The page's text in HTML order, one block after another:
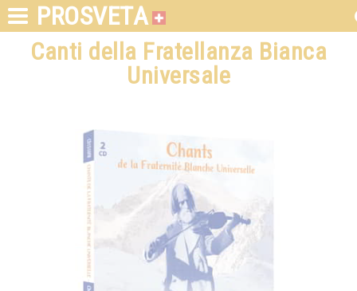
PROSVETA
Canti della Fratellanza Bianca
Universale